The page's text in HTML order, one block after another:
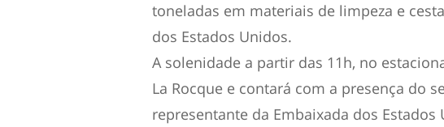
toneladas em materiais de limpeza e
dos Estados Unidos.
A solenidade a partir das 11h, no
La Rocque e contará com a presença do
representante da Embaixada dos Estados